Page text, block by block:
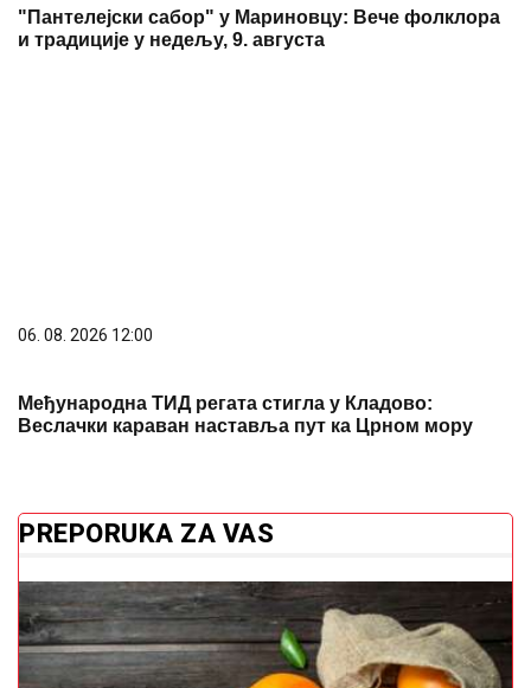
"Пантелејски сабор" у Мариновцу: Вече фолклора
и традиције у недељу, 9. августа
06. 08. 2026 12:00
Међународна ТИД регата стигла у Кладово:
Веслачки караван наставља пут ка Црном мору
PREPORUKA ZA VAS